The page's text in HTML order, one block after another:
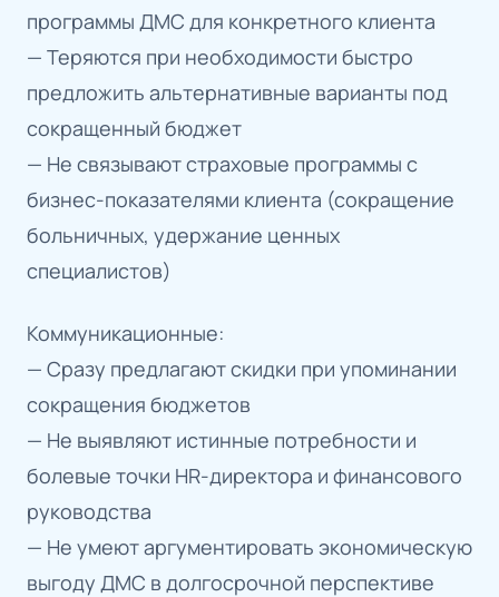
программы ДМС для конкретного клиента
— Теряются при необходимости быстро
предложить альтернативные варианты под
сокращенный бюджет
— Не связывают страховые программы с
бизнес-показателями клиента (сокращение
больничных, удержание ценных
специалистов)
Коммуникационные:
— Сразу предлагают скидки при упоминании
сокращения бюджетов
— Не выявляют истинные потребности и
болевые точки HR-директора и финансового
руководства
— Не умеют аргументировать экономическую
выгоду ДМС в долгосрочной перспективе